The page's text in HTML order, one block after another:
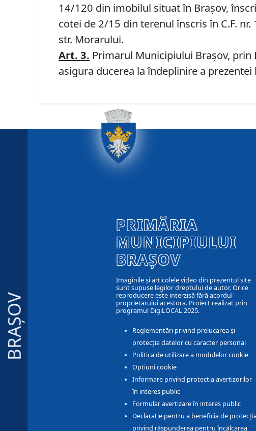
14/120 din imobilul situat în Braşov,
cotei de 2/15 din terenul înscris în C.F.
str. Morarului.
Art. 3. Primarul Municipiului Braşov,
asigura ducerea la îndeplinire a prezentei
BRAȘOV
PRIMĂRIA
MUNICIPIULUI
BRAȘOV
Imaginile și articolele video din prezentul site
sunt supuse legilor dreptului de autor. Orice
reproducere este interzisă fără acordul
proprietarului acestora. Proiect realizat prin
programul DigiLOCAL 2025.
Reglementări privind prelucarea și
protecția datelor cu caracter personal
Politica de utilizare a modulelor cookie
Optiuni cookie
Informare privind protectia avertizorilor
în interes public
Formular avertizare în interes public
Declarație pentru a beneficia de protecția
privind răspunderea pentru încălcarea